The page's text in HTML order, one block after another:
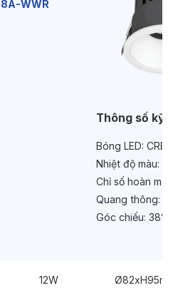
rộng
WWR
Thông số kỹ
Bóng LED:
Nhiệt độ màu:
Chỉ số hoàn
Quang thông:
Góc chiếu: 38°
12W